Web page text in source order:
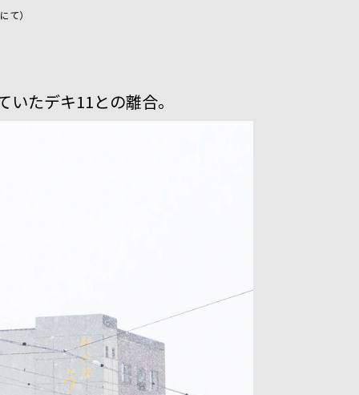
て）
たデキ11との離合。